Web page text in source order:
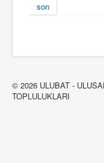
son
© 2026 ULUBAT -
TOPLULUKLARI